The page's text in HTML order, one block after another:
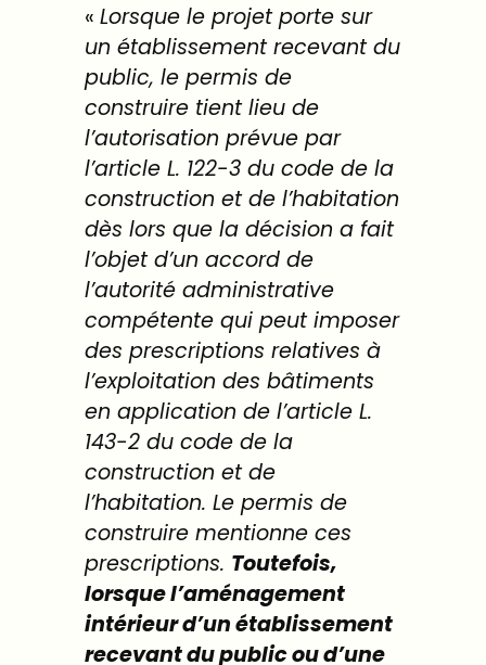
«Lorsque le projet porte sur
un établissement recevant du
public, le permis de
construire tient lieu de
l’autorisation prévue par
l’articleL. 122-3 du code de la
construction et de l’habitation
dès lors que la décision a fait
l’objet d’un accord de
l’autorité administrative
compétente qui peut imposer
des prescriptions relatives à
l’exploitation des bâtiments
en application de l’articleL.
143-2 du code de la
construction et de
l’habitation. Le permis de
construire mentionne ces
prescriptions. Toutefois,
lorsque l’aménagement
intérieur d’un établissement
recevant du public ou d’une